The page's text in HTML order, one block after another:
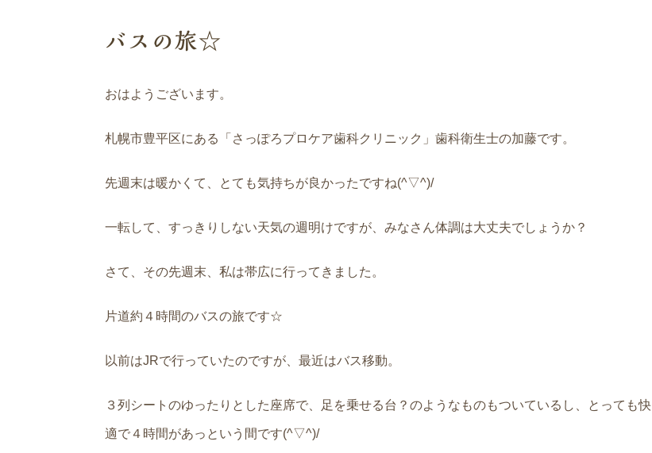
バスの旅☆
おはようございます。
札幌市豊平区にある「さっぽろプロケア歯科クリニック」歯科衛生士の加藤です。
先週末は暖かくて、とても気持ちが良かったですね(^▽^)/
一転して、すっきりしない天気の週明けですが、みなさん体調は大丈夫でしょうか？
さて、その先週末、私は帯広に行ってきました。
片道約４時間のバスの旅です☆
以前はJRで行っていたのですが、最近はバス移動。
３列シートのゆったりとした座席で、足を乗せる台？のようなものもついているし、とっても快
適で４時間があっという間です(^▽^)/